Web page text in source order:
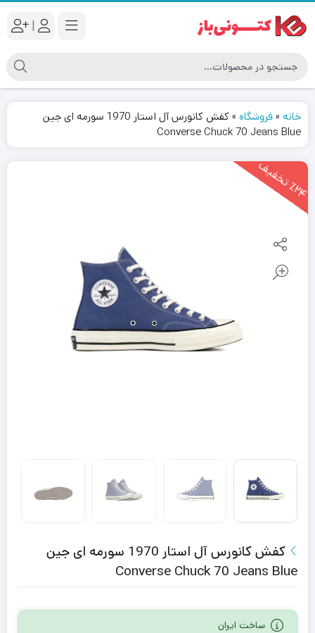
|
خانه »فروشگاه »
کفش کانورس آل استار 1970 سورمه ای جین
Converse Chuck 70 Jeans Blue
٪2
4
ت
خ
ف
یف
کفش کانورس آل استار 1970 سورمه ای جین
Converse Chuck 70 Jeans Blue
ساخت ایران